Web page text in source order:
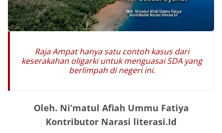
Raja Ampat hanya satu contoh kasus dari
keserakahan oligarki untuk menguasai SDA yang
berlimpah di negeri ini.
Oleh. Ni’matul Afiah Ummu Fatiya
Kontributor Narasi literasi.Id